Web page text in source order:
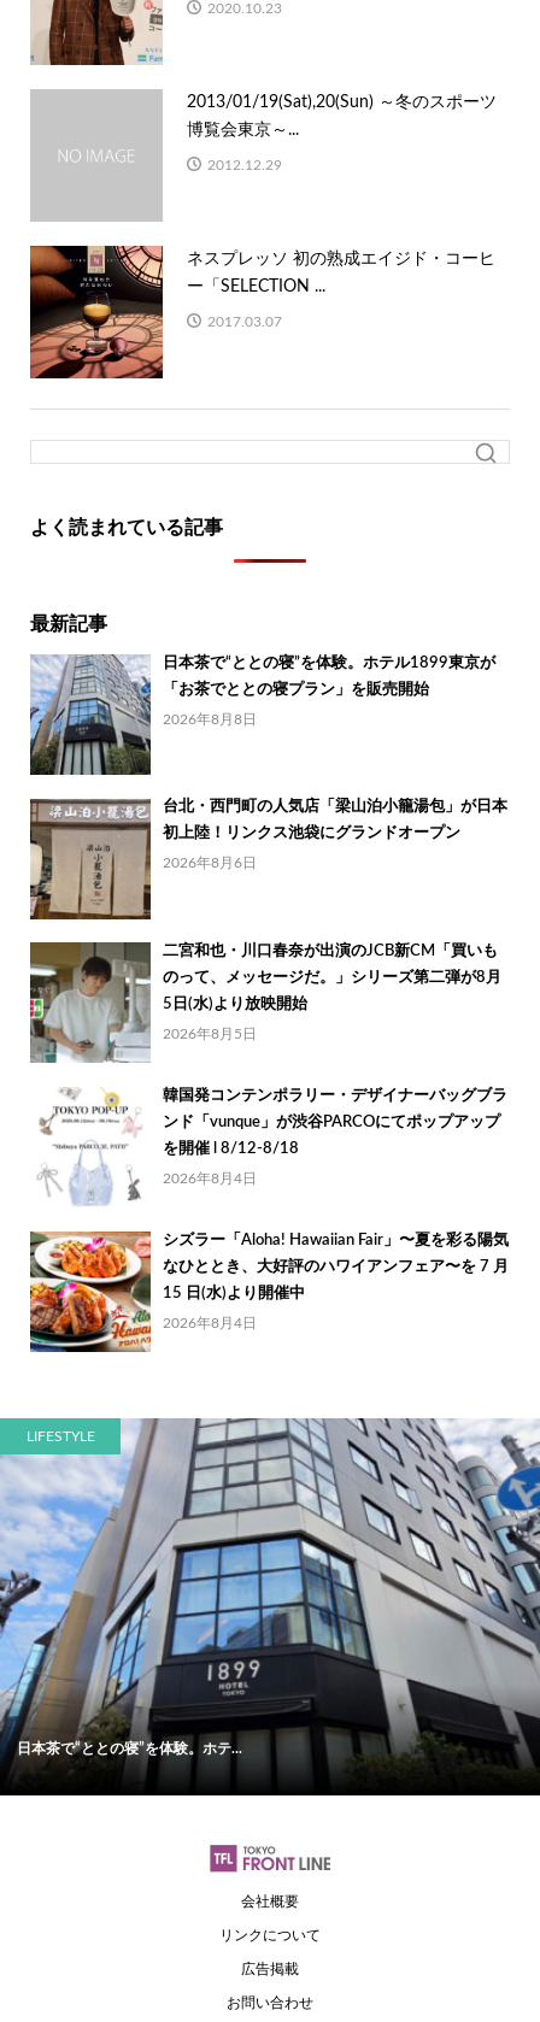
2020.10.23
2013/01/19(Sat),20(Sun) ～冬のスポーツ
博覧会東京～...
2012.12.29
ネスプレッソ 初の熟成エイジド・コーヒ
ー「SELECTION ...
2017.03.07
よく読まれている記事
最新記事
日本茶で“ととの寝”を体験。ホテル1899東京が
「お茶でととの寝プラン」を販売開始
2026年8月8日
台北・西門町の人気店「梁山泊小籠湯包」が日本
初上陸！リンクス池袋にグランドオープン
2026年8月6日
二宮和也・川口春奈が出演のJCB新CM「買いも
のって、メッセージだ。」シリーズ第二弾が8月
5日(水)より放映開始
2026年8月5日
韓国発コンテンポラリー・デザイナーバッグブラ
ンド「vunque」が渋谷PARCOにてポップアップ
を開催 l 8/12-8/18
2026年8月4日
シズラー「Aloha! Hawaiian Fair」〜夏を彩る陽気
なひととき、大好評のハワイアンフェア〜を 7 月
15 日(水)より開催中
2026年8月4日
LIFESTYLE
日本茶で“ととの寝”を体験。ホテ...
会社概要
リンクについて
広告掲載
お問い合わせ